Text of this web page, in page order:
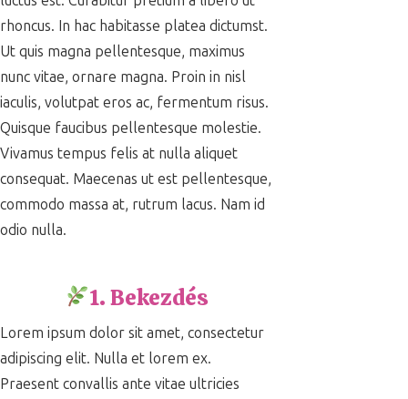
rhoncus. In hac habitasse platea dictumst.
Ut quis magna pellentesque, maximus
nunc vitae, ornare magna. Proin in nisl
iaculis, volutpat eros ac, fermentum risus.
Quisque faucibus pellentesque molestie.
Vivamus tempus felis at nulla aliquet
consequat. Maecenas ut est pellentesque,
commodo massa at, rutrum lacus. Nam id
odio nulla.
1. Bekezdés
Lorem ipsum dolor sit amet, consectetur
adipiscing elit. Nulla et lorem ex.
Praesent convallis ante vitae ultricies